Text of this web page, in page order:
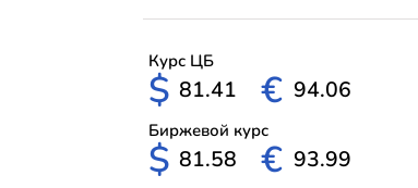
Курс ЦБ
$ 81.41 € 94.06
Биржевой курс
$ 81.58 € 93.99